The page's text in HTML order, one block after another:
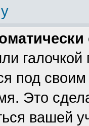
галочкой
под
Это
вашей